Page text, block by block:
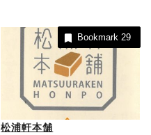
松浦軒本舗
Bookmark 29